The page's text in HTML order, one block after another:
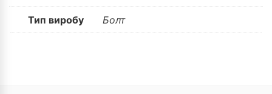
Тип виробу Болт